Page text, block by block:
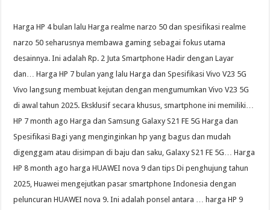
Harga HP 4 bulan lalu Harga realme narzo 50 dan spesifikasi realme
narzo 50 seharusnya membawa gaming sebagai fokus utama
desainnya. Ini adalah Rp. 2 Juta Smartphone Hadir dengan Layar
dan… Harga HP 7 bulan yang lalu Harga dan Spesifikasi Vivo V23 5G
Vivo langsung membuat kejutan dengan mengumumkan Vivo V23 5G
di awal tahun 2025. Eksklusif secara khusus, smartphone ini memiliki…
HP 7 month ago Harga dan Samsung Galaxy S21 FE 5G Harga dan
Spesifikasi Bagi yang menginginkan hp yang bagus dan mudah
digenggam atau disimpan di baju dan saku, Galaxy S21 FE 5G… Harga
HP 8 month ago harga HUAWEI nova 9 dan tips Di penghujung tahun
2025, Huawei mengejutkan pasar smartphone Indonesia dengan
peluncuran HUAWEI nova 9. Ini adalah ponsel antara … harga HP 9